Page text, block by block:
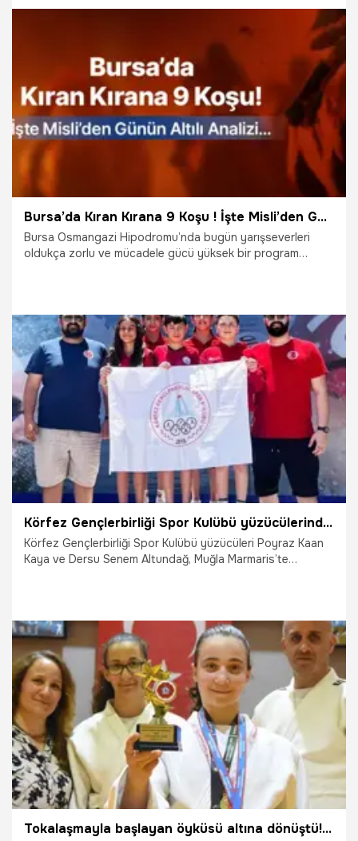
İddaa
Bursa’da Kıran Kırana 9 Koşu ! İşte Misli’den Günün Altılı Analizi…
Bursa Osmangazi Hipodromu’nda bugün yarışseverleri
oldukça zorlu ve mücadele gücü yüksek bir program
15.06.2026 İddaa
Körfez Gençlerbirliği Spor Kulübü yüzücülerinden milli takım başarısı
Körfez Gençlerbirliği Spor Kulübü yüzücüleri Poyraz Kaan
Kaya ve Dersu Senem Altundağ, Muğla Marmaris’te
5.06.2026 Kocaeli
Tokalaşmayla başlayan öyküsü altına dönüştü! Bursa'nın gururu oldular